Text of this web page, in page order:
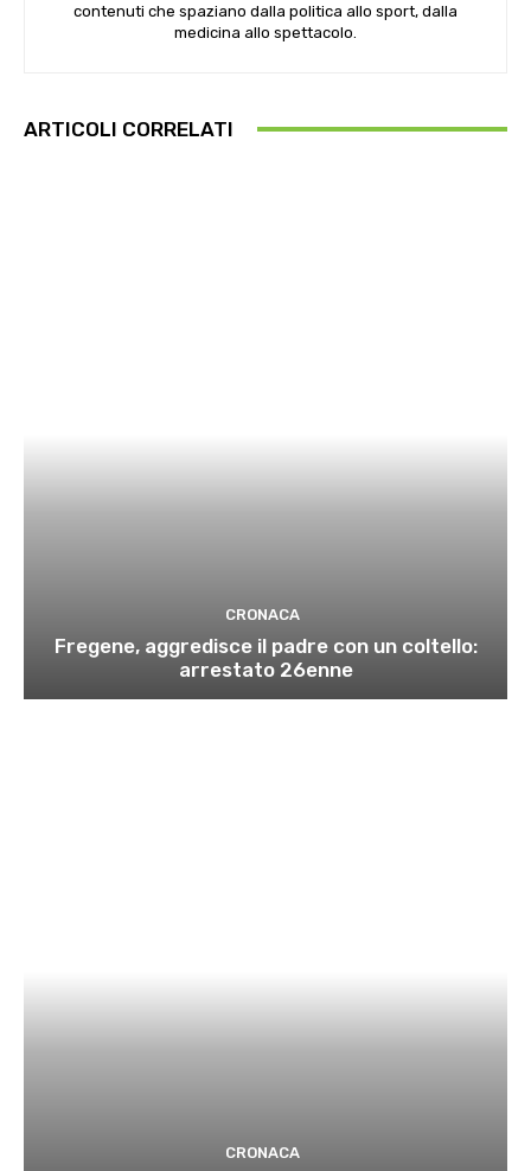
contenuti che spaziano dalla politica allo sport, dalla
medicina allo spettacolo.
ARTICOLI CORRELATI
CRONACA
Fregene, aggredisce il padre con un coltello:
arrestato 26enne
CRONACA